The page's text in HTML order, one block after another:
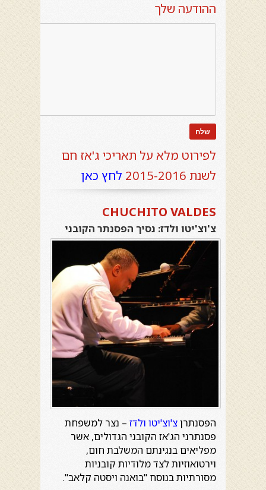
ההודעה שלך
לפירוט מלא על תאריכי ג'אז חם
לשנת 2015-2016
לחץ כאן
CHUCHITO VALDES
צ'וצ'יטו ולדז: נסיך הפסנתר הקובני
הפסנתרןצ'וצ'יטו ולדז – נצר למשפחת
פסנתרני הג'אז הקובני הגדולים, אשר
מפליאים בנגינתם המשלבת חום,
וירטואוזיות לצד מלודיות קובניות
מסורתיות בנוסח "בואנה ויסטה קלאב".